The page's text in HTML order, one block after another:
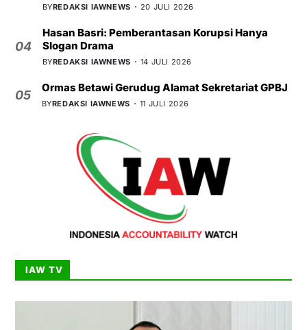
BYREDAKSI IAWNEWS 20 JULI 2026
04
Hasan Basri: Pemberantasan Korupsi Hanya
Slogan Drama
BYREDAKSI IAWNEWS 14 JULI 2026
05
Ormas Betawi Gerudug Alamat Sekretariat GPBJ
BYREDAKSI IAWNEWS 11 JULI 2026
IAW TV